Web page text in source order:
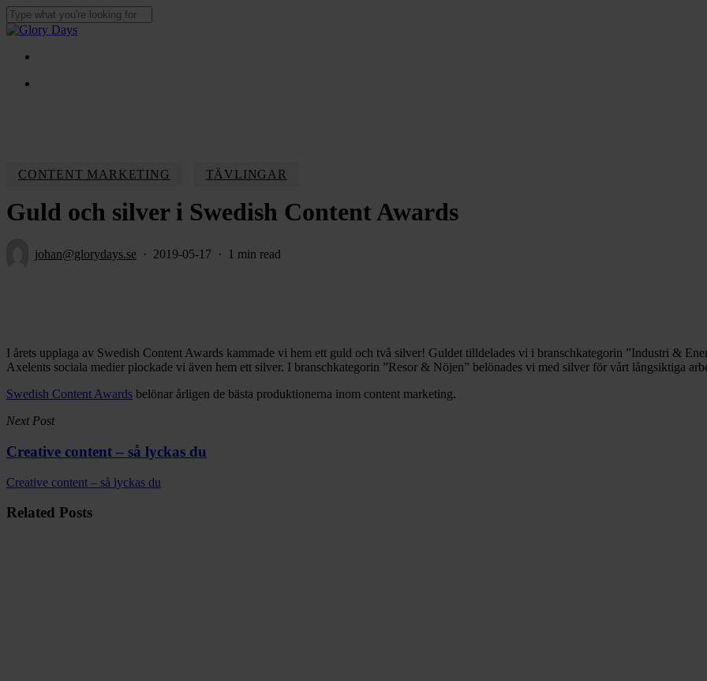
Skip
to
content
Close
Menu
CONTENT MARKETING TÄVLINGAR
Guld och silver i Swedish Content Awards
johan@glorydays.se 2019-05-17 1 min read
I årets upplaga av Swedish Content Awards kammade vi hem ett guld och två silver! Guldet tilldelades vi i branschkategorin ”Industri &
Axelents sociala medier plockade vi även hem ett silver. I branschkategorin ”Resor & Nöjen” belönades vi med silver för vårt långsiktiga
Swedish Content Awards belönar årligen de bästa produktionerna inom content marketing.
Next Post
Creative content – så lyckas du
Creative content – så lyckas du
Related Posts